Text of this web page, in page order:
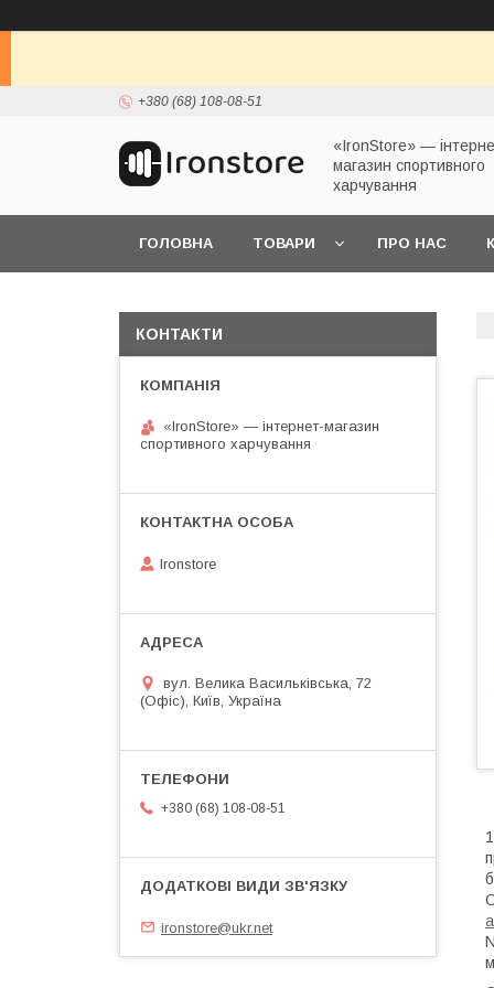
+380 (68) 108-08-51
«IronStore» —
магазин спортивного
харчування
ГОЛОВНА ТОВАРИ ПРО НАС
КОНТАКТИ
«IronStore» — інтернет-магазин
спортивного харчування
Ironstore
вул. Велика Васильківська, 72
(Офіс), Київ, Україна
+380 (68) 108-08-51
ironstore@ukr.net